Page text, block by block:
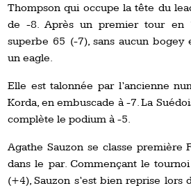
Thompson qui occupe la tête du
de -8. Après un premier tour en
superbe 65 (-7), sans aucun
un eagle.
Elle est talonnée par l’ancienne
Korda, en embuscade à -7. La
complète le podium à -5.
Agathe Sauzon se classe première
dans le par. Commençant le
(+4), Sauzon s’est bien reprise